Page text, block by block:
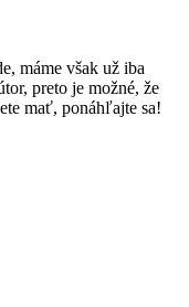
máme však už iba
preto je možné, že
mať, ponáhľajte sa!